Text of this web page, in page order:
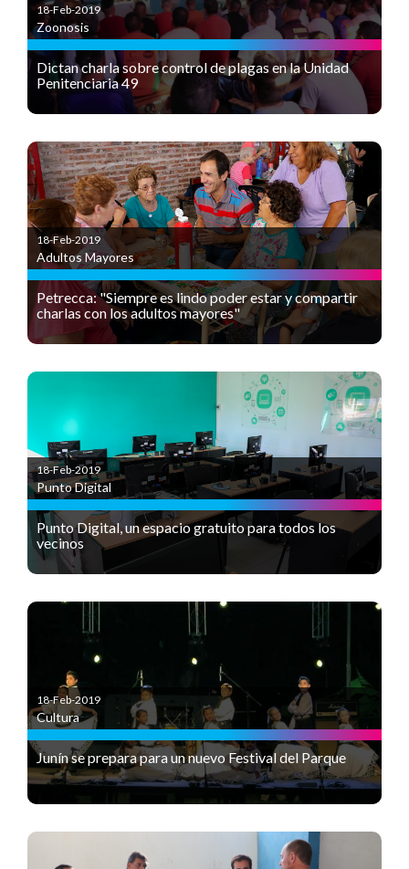
18-Feb-2019
Zoonosis
Dictan charla sobre control de plagas en la Unidad
Penitenciaria 49
18-Feb-2019
Adultos Mayores
Petrecca: "Siempre es lindo poder estar y compartir
charlas con los adultos mayores"
18-Feb-2019
Punto Digital
Punto Digital, un espacio gratuito para todos los
vecinos
18-Feb-2019
Cultura
Junín se prepara para un nuevo Festival del Parque